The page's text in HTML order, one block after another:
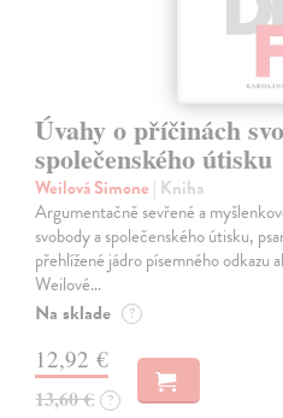
Úvahy o příčinách
společenského útisku
Weilová Simone | Kniha
Argumentačně sevřené a
svobody a společenského útisku,
přehlížené jádro písemného
Weilové…
Na sklade ?
12,92 €
13,60 € ?